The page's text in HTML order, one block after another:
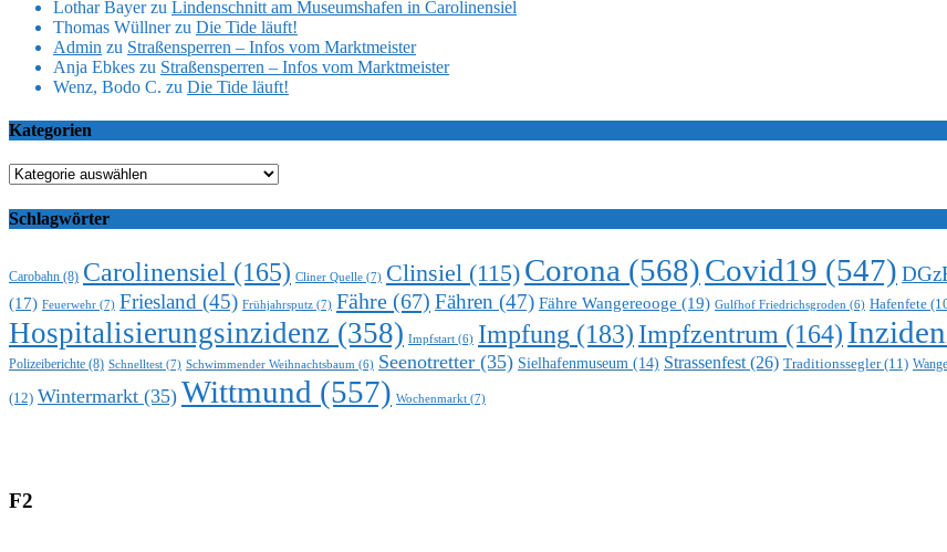
Lothar Bayerzu Lindenschnitt am Museumshafen in Carolinensiel
Thomas Wüllnerzu Die Tide läuft!
Admin zu Straßensperren – Infos vom Marktmeister
Anja Ebkes zu Straßensperren – Infos vom Marktmeister
Wenz, Bodo C. zu Die Tide läuft!
Kategorien
Kategorien
Schlagwörter
Carobahn (8) Carolinensiel (165) Cliner Quelle (7) Clinsiel (115) Corona (568)Covid19 (547)
(17) Feuerwehr (7) Friesland (45) Frühjahrsputz (7) Fähre (67) Fähren (47) Fähre Wangereooge (19) Gulfhof Friedrichsgroden (6) Hafenfete
Hospitalisierungsinzidenz (358) Impfstart (6) Impfung (183) Impfzentrum (164)
Polizeiberichte (8) Schnelltest (7) Schwimmender Weihnachtsbaum (6) Seenotretter (35) Sielhafenmuseum (14) Strassenfest(26) Traditionssegler(11)
(12) Wintermarkt (35) Wittmund (557) Wochenmarkt (7)
F2